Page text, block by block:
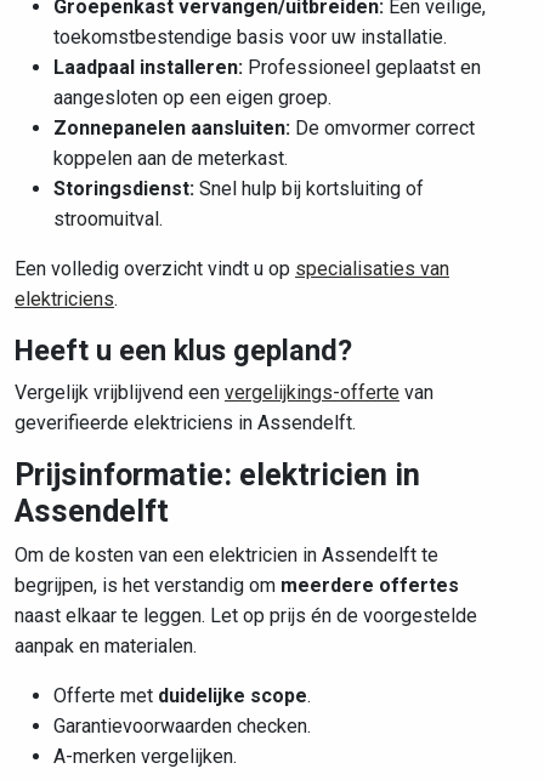
Groepenkast vervangen/uitbreiden: Een veilige,
toekomstbestendige basis voor uw installatie.
Laadpaal installeren: Professioneel geplaatst en
aangesloten op een eigen groep.
Zonnepanelen aansluiten: De omvormer correct
koppelen aan de meterkast.
Storingsdienst: Snel hulp bij kortsluiting of
stroomuitval.
Een volledig overzicht vindt u op specialisaties van
elektriciens.
Heeft u een klus gepland?
Vergelijk vrijblijvend een vergelijkings-offerte van
geverifieerde elektriciens in Assendelft.
Prijsinformatie: elektricien in
Assendelft
Om de kosten van een elektricien in Assendelft te
begrijpen, is het verstandig om meerdere offertes
naast elkaar te leggen. Let op prijs én de voorgestelde
aanpak en materialen.
Offerte met duidelijke scope.
Garantievoorwaarden checken.
A-merken vergelijken.